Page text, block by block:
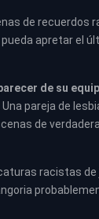
de recuerdos
apretar el
de su
pareja de
de
racistas de